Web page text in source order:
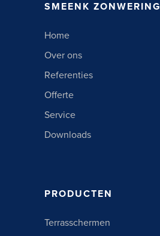
SMEENK ZONWERING
Home
Over ons
Referenties
Offerte
Service
Downloads
PRODUCTEN
Terrasschermen